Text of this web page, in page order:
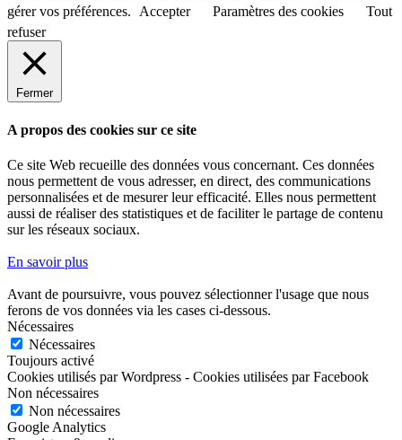
gérer vos préférences.
Accepter Paramètres des cookies
Tout
refuser
Fermer
A propos des cookies sur ce site
Ce site Web recueille des données vous concernant. Ces données
nous permettent de vous adresser, en direct, des communications
personnalisées et de mesurer leur efficacité. Elles nous permettent
aussi de réaliser des statistiques et de faciliter le partage de contenu
sur les réseaux sociaux.
En savoir plus
Avant de poursuivre, vous pouvez sélectionner l'usage que nous
ferons de vos données via les cases ci-dessous.
Nécessaires
Nécessaires
Toujours activé
Cookies utilisés par Wordpress - Cookies utilisées par Facebook
Non nécessaires
Non nécessaires
Google Analytics